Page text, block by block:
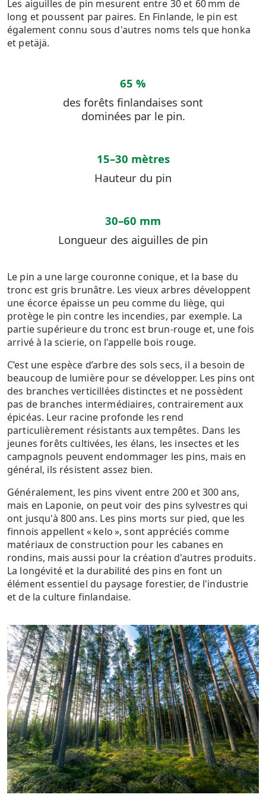
Les aiguilles de pin mesurent entre 30 et 60 mm de
long et poussent par paires. En Finlande, le pin est
également connu sous d'autres noms tels que honka
et petäjä.
65 %
des forêts finlandaises sont
dominées par le pin.
15–30 mètres
Hauteur du pin
30–60 mm
Longueur des aiguilles de pin
Le pin a une large couronne conique, et la base du
tronc est gris brunâtre. Les vieux arbres développent
une écorce épaisse un peu comme du liège, qui
protège le pin contre les incendies, par exemple. La
partie supérieure du tronc est brun-rouge et, une fois
arrivé à la scierie, on l'appelle bois rouge.
C’est une espèce d’arbre des sols secs, il a besoin de
beaucoup de lumière pour se développer. Les pins ont
des branches verticillées distinctes et ne possèdent
pas de branches intermédiaires, contrairement aux
épicéas. Leur racine profonde les rend
particulièrement résistants aux tempêtes. Dans les
jeunes forêts cultivées, les élans, les insectes et les
campagnols peuvent endommager les pins, mais en
général, ils résistent assez bien.
Généralement, les pins vivent entre 200 et 300 ans,
mais en Laponie, on peut voir des pins sylvestres qui
ont jusqu'à 800 ans. Les pins morts sur pied, que les
finnois appellent « kelo », sont appréciés comme
matériaux de construction pour les cabanes en
rondins, mais aussi pour la création d'autres produits.
La longévité et la durabilité des pins en font un
élément essentiel du paysage forestier, de l'industrie
et de la culture finlandaise.